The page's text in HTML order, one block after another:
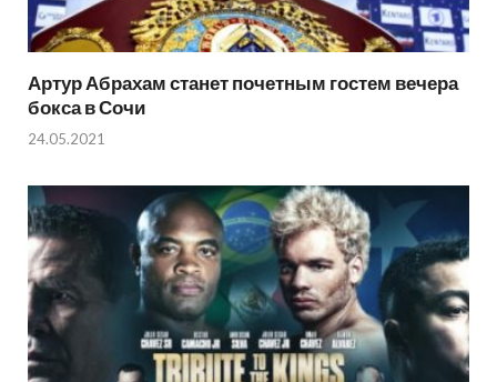
Артур Абрахам станет почетным гостем вечера
бокса в Сочи
24.05.2021